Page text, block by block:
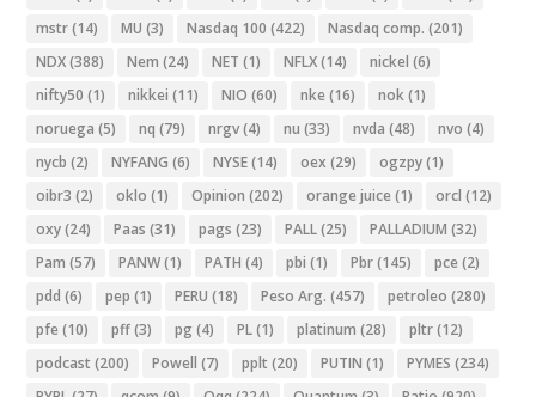
mstr(14) MU (3) Nasdaq 100 (422) Nasdaq comp. (201)
NDX(388) Nem (24) NET (1) NFLX(14) nickel (6)
nifty50 (1) nikkei (11) NIO (60) nke (16) nok(1)
noruega (5) nq (79) nrgv(4) nu (33) nvda (48) nvo (4)
nycb (2) NYFANG (6) NYSE(14) oex (29) ogzpy(1)
oibr3 (2) oklo (1) Opinion (202) orange juice (1) orcl (12)
oxy(24) Paas (31) pags (23) PALL(25) PALLADIUM (32)
Pam (57) PANW(1) PATH (4) pbi (1) Pbr(145) pce (2)
pdd (6) pep (1) PERU (18) Peso Arg. (457) petroleo (280)
pfe (10) pff(3) pg (4) PL(1) platinum (28) pltr(12)
podcast (200) Powell (7) pplt (20) PUTIN (1) PYMES (234)